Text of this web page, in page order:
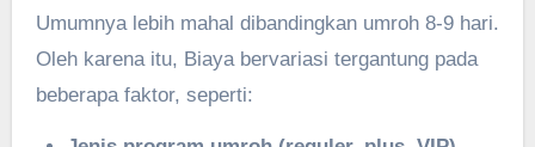
Umumnya lebih mahal dibandingkan umroh 8-9 hari.
Oleh karena itu, Biaya bervariasi tergantung pada
beberapa faktor, seperti: